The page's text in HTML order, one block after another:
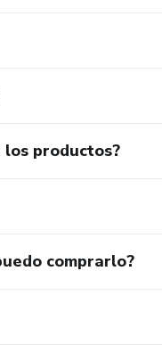
productos?
comprarlo?